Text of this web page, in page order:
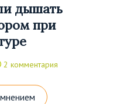
дышать
при
2 комментария